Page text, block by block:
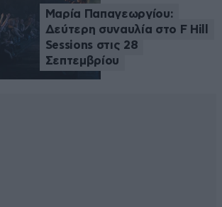
Μαρία Παπαγεωργίου:
Δεύτερη συναυλία στο F Hill
Sessions στις 28
Σεπτεμβρίου